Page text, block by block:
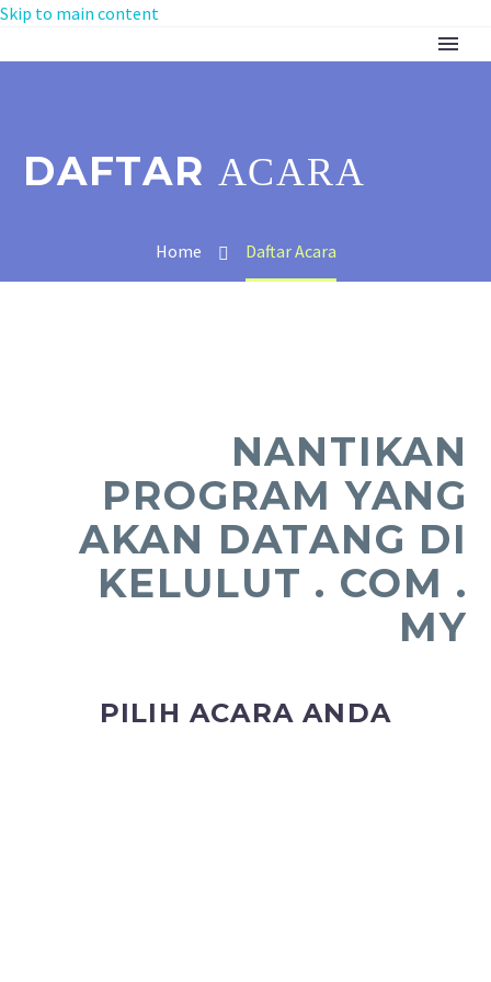
Skip to main content
DAFTAR ACARA
Home Daftar Acara
NANTIKAN
PROGRAM YANG
AKAN DATANG DI
KELULUT . COM .
MY
PILIH ACARA ANDA